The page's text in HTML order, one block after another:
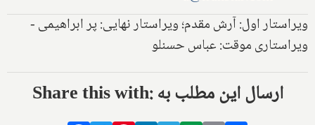
ویراستار اول: آرش مقدم؛ ویراستار نهایی: پر ابراهیمی -
ویراستاری موقت: عباس حسنلو
Share this with: ارسال این مطلب به